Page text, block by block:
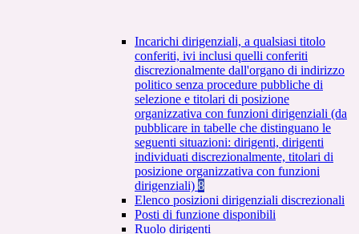
Incarichi dirigenziali, a qualsiasi titolo
conferiti, ivi inclusi quelli conferiti
discrezionalmente dall'organo di indirizzo
politico senza procedure pubbliche di
selezione e titolari di posizione
organizzativa con funzioni dirigenziali (da
pubblicare in tabelle che distinguano le
seguenti situazioni: dirigenti, dirigenti
individuati discrezionalmente, titolari di
posizione organizzativa con funzioni
dirigenziali) 8
Elenco posizioni dirigenziali discrezionali
Posti di funzione disponibili
Ruolo dirigenti